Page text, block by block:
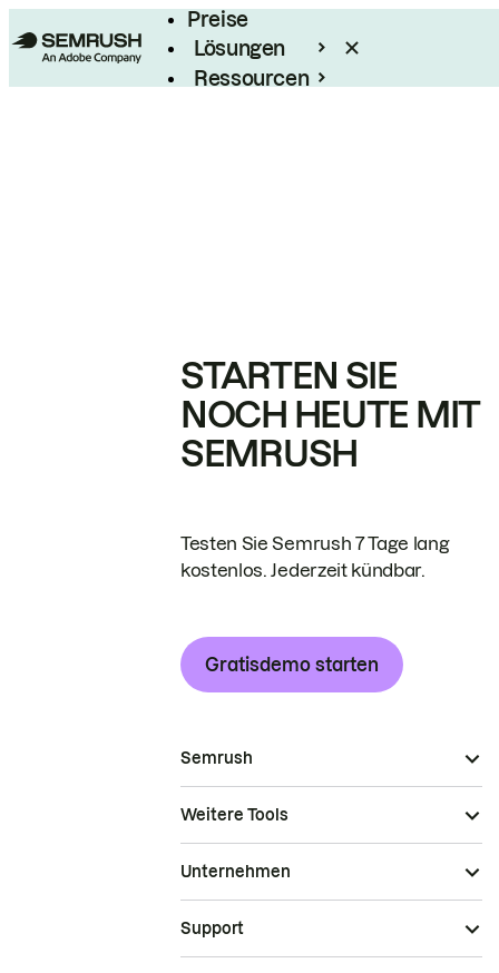
Preise
Lösungen
Ressourcen
STARTEN SIE
NOCH HEUTE MIT
SEMRUSH
Testen Sie Semrush 7 Tage lang
kostenlos. Jederzeit kündbar.
Gratisdemo starten
Semrush
Weitere Tools
Unternehmen
Support